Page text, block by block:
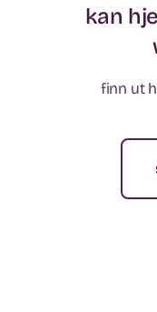
kan
finn ut